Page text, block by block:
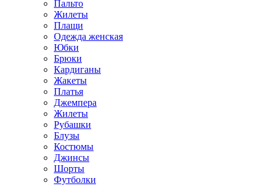
Пальто
Жилеты
Плащи
Одежда женская
Юбки
Брюки
Кардиганы
Жакеты
Платья
Джемпера
Жилеты
Рубашки
Блузы
Костюмы
Джинсы
Шорты
Футболки